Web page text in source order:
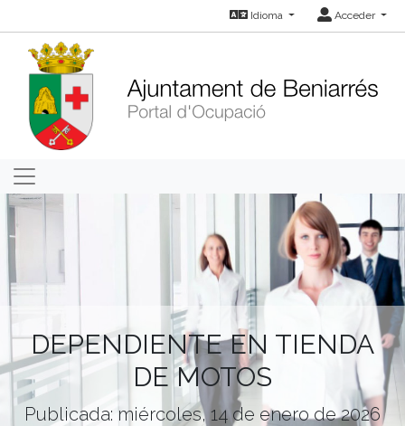
Idioma Acceder
DEPENDIENTE EN TIENDA
DE MOTOS
Publicada: miércoles, 14 de enero de 2026